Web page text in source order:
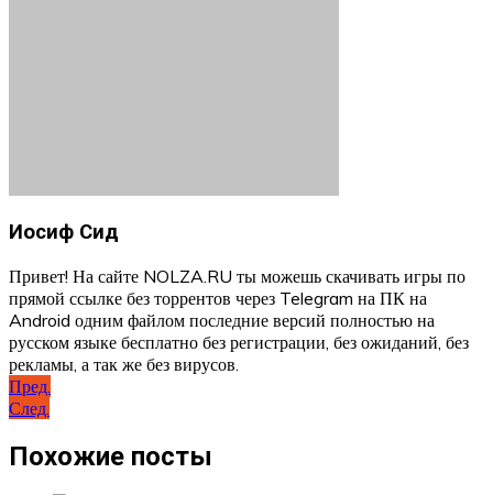
Иосиф Сид
Привет! На сайте NOLZA.RU ты можешь скачивать игры по
прямой ссылке без торрентов через Telegram на ПК на
Android одним файлом последние версий полностью на
русском языке бесплатно без регистрации, без ожиданий, без
рекламы, а так же без вирусов.
Навигация
по
записям
Пред.
След.
Похожие посты